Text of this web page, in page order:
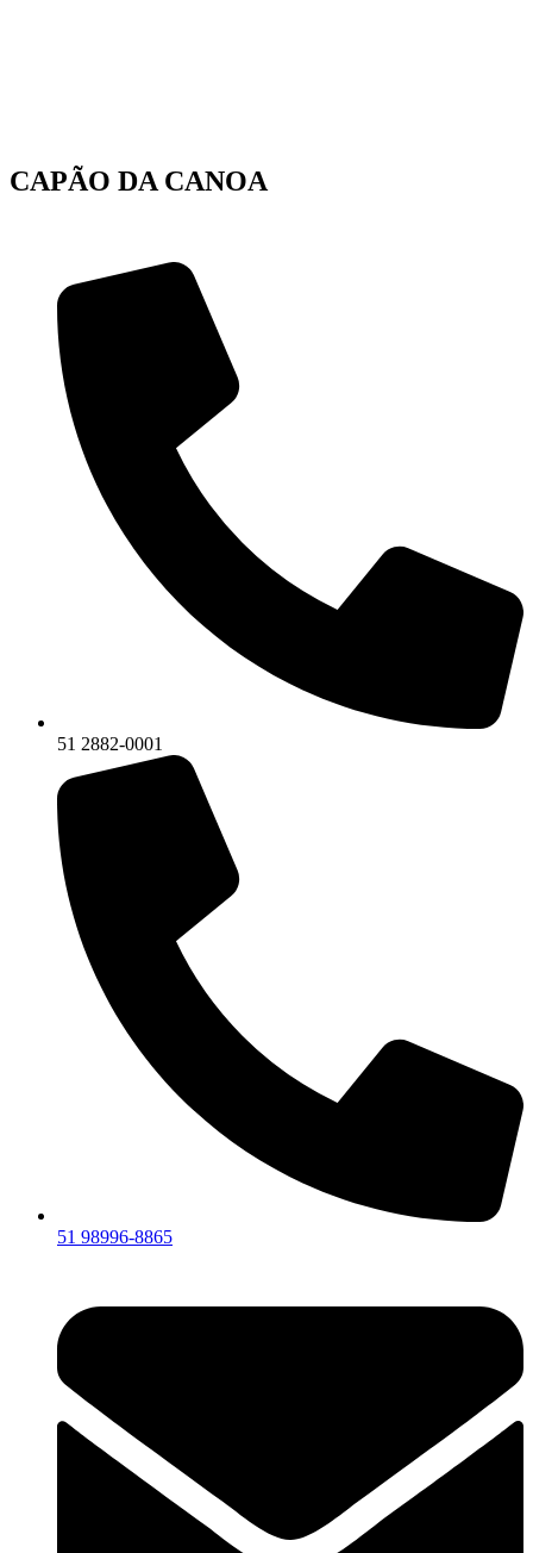
CAPÃO DA CANOA
51 2882-0001
51 98996-8865